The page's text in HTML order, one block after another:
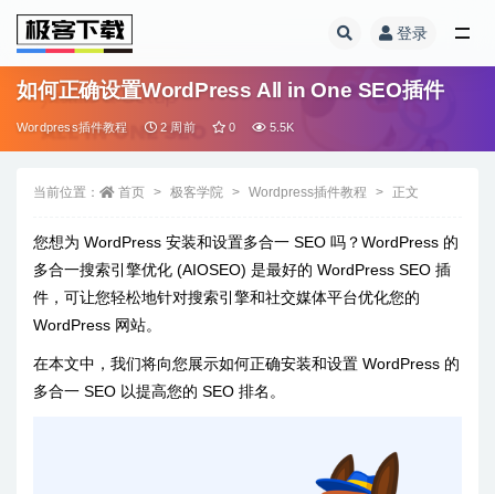
登录
如何正确设置WordPress All in One SEO插件
Wordpress插件教程 2 周前 0 5.5K
当前位置： 首页 极客学院 Wordpress插件教程 正文
您想为 WordPress 安装和设置多合一 SEO 吗？WordPress 的
多合一搜索引擎优化 (AIOSEO) 是最好的 WordPress SEO 插
件，可让您轻松地针对搜索引擎和社交媒体平台优化您的
WordPress 网站。
在本文中，我们将向您展示如何正确安装和设置 WordPress 的
多合一 SEO 以提高您的 SEO 排名。
全部